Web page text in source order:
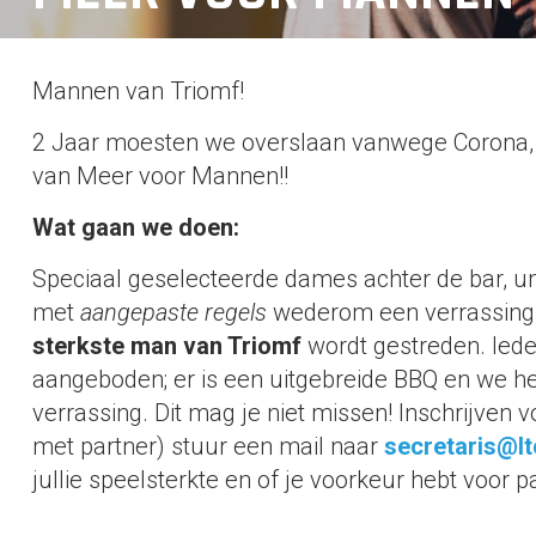
Mannen van Triomf!
2 Jaar moesten we overslaan vanwege
van Meer voor Mannen!!
Wat gaan we doen:
Speciaal geselecteerde dames achter de bar,
met aangepaste regels wederom een
sterkste man van Triomf wordt gestreden.
aangeboden; er is een uitgebreide BBQ en we
verrassing. Dit mag je niet missen! Inschrijven
met partner) stuur een mail naar
jullie speelsterkte en of je voorkeur hebt voor